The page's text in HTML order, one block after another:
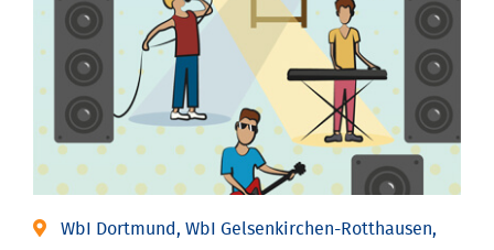
WbI Dortmund, WbI Gelsenkirchen-Rotthausen,